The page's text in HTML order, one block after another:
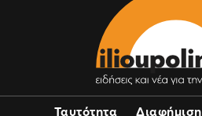
Ταυτότητα Διαφήμιση